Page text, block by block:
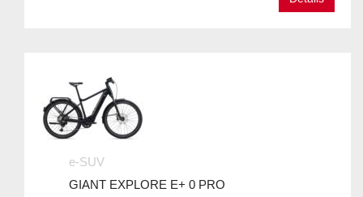
e-SUV
GIANT EXPLORE E+ 0 PRO